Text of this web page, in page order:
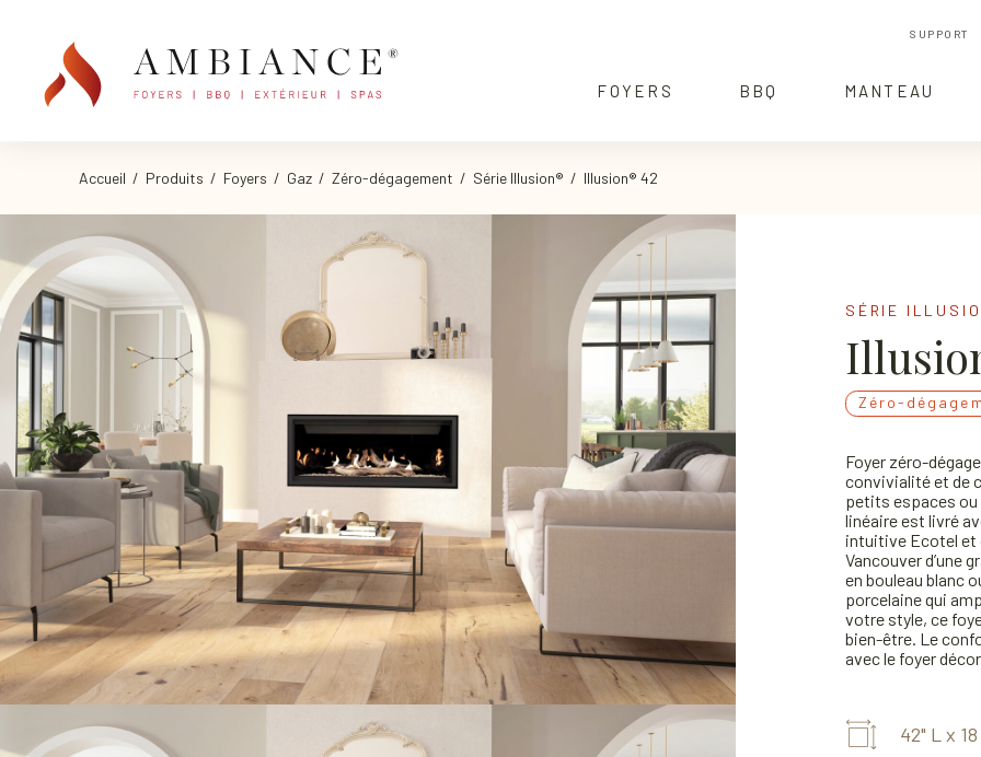
SUPPORT
FOYERS BBQ MANTEAU
Accueil / Produits / Foyers / Gaz / Zéro-dégagement / Série Illusion® / Illusion® 42
SÉRIE
Zéro-
Foyer zéro-
convivialité et de
petits espaces ou
linéaire est livré
intuitive Ecotel et
Vancouver d’une
en bouleau blanc
porcelaine qui
votre style, ce
bien-être. Le
avec le foyer
42" L x 18